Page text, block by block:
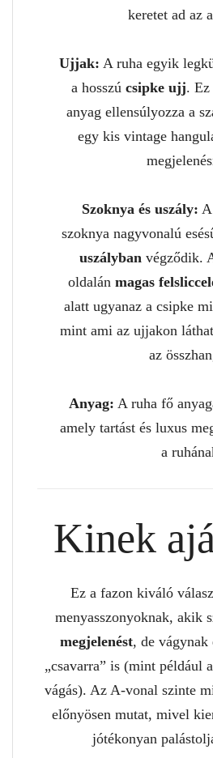
keretet ad az
Ujjak: A ruha egyik
a hosszú csipke ujj.
anyag ellensúlyozza a
egy kis vintage
Szoknya és uszály:
szoknya nagyvonalú
uszálybanvégződik.
oldalán magas
alatt ugyanaz a csipke
mint ami az ujjakon
az
Anyag: A ruha fő
amely tartást és luxus
a
Kinek
Ez a fazon kiváló
menyasszonyoknak, akik
megjelenést, de vágynak
„csavarra” is (mint például
vágás). Az A-vonal szinte
előnyösen mutat, mivel
jótékonyan